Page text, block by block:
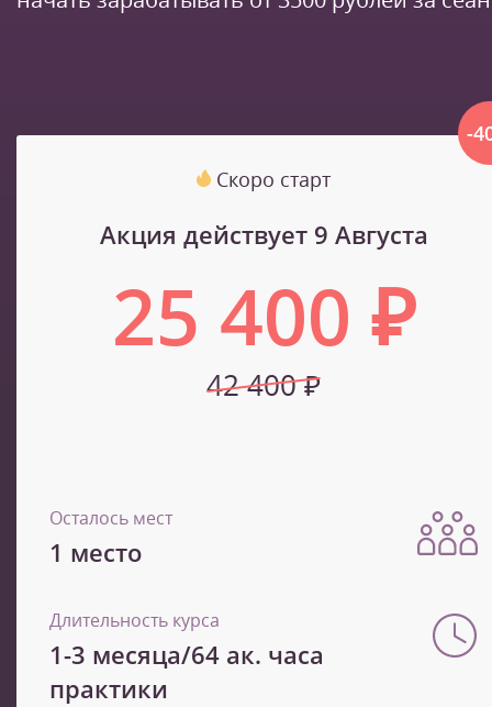
-
Скоро старт
Акция действует 9 Августа
25 400 ₽
42 400 ₽
Осталось мест
1 место
Длительность курса
1-3 месяца/64 ак. часа
практики